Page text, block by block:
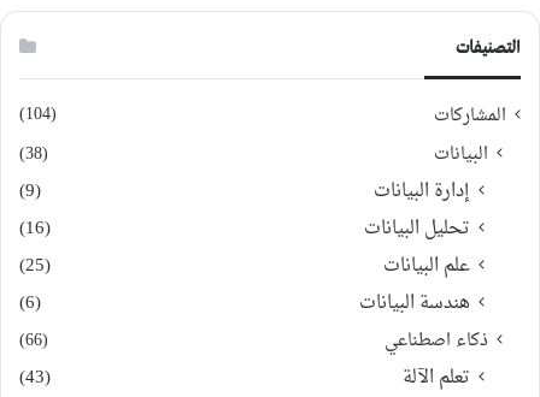
التصنيفات
المشاركات (104)
البيانات (38)
إدارة البيانات
(9)
تحليل البيانات
(16)
علم البيانات
(25)
هندسة البيانات
(6)
ذكاء اصطناعي (66)
تعلم الآلة
(43)